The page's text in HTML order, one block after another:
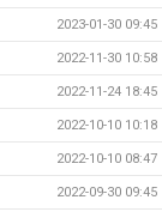
2023-01-30 09:45
2022-11-30 10:58
2022-11-24 18:45
2022-10-10 10:18
2022-10-10 08:47
2022-09-30 09:45